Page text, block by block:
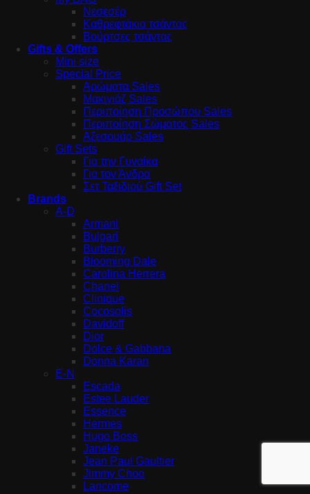
Νεσεσέρ
Καθρεφτάκια τσάντας
Βούρτσες τσάντας
Gifts & Offers
Mini size
Special Price
Αρώματα Sales
Μακιγιάζ Sales
Περιποίηση Προσώπου Sales
Περιποίηση Σώματος Sales
Αξεσουάρ Sales
Gift Sets
Για την Γυναίκα
Για τον Άνδρα
Σετ Ταξιδιού Gift Set
Brands
A-D
Armani
Bulgari
Burberry
Blooming Dale
Carolina Herrera
Chanel
Clinique
Cocosolis
Davidoff
Dior
Dolce & Gabbana
Donna Karan
E-N
Escada
Estee Lauder
Essence
Hermes
Hugo Boss
Janeke
Jean Paul Gaultier
Jimmy Choo
Lancome